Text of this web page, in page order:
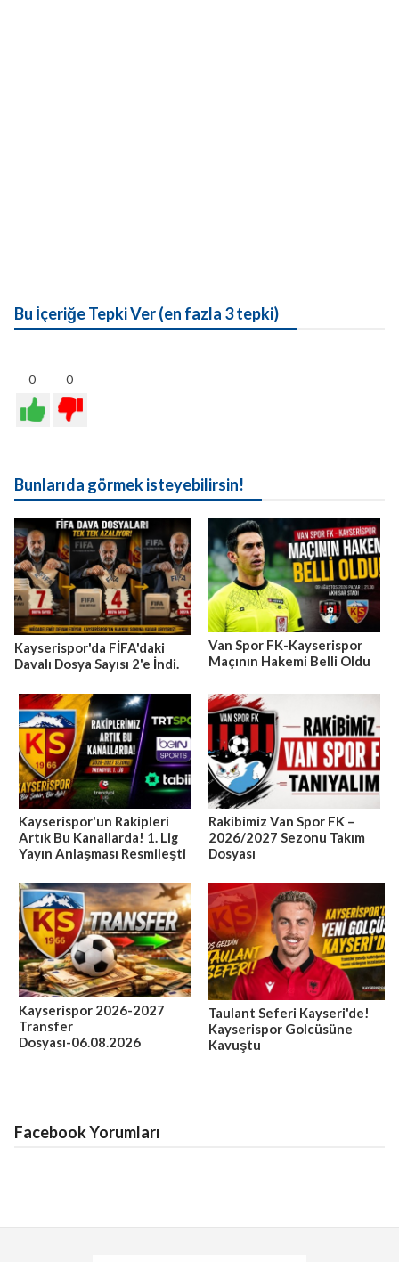
Bu İçeriğe Tepki Ver (en fazla 3 tepki)
0 0
Bunlarıda görmek isteyebilirsin!
Kayserispor'da FİFA'daki
Davalı Dosya Sayısı 2'e İndi.
Van Spor FK-Kayserispor
Maçının Hakemi Belli Oldu
Kayserispor'un Rakipleri
Artık Bu Kanallarda! 1. Lig
Yayın Anlaşması Resmileşti
Rakibimiz Van Spor FK –
2026/2027 Sezonu Takım
Dosyası
Kayserispor 2026-2027
Transfer
Dosyası-06.08.2026
Taulant Seferi Kayseri'de!
Kayserispor Golcüsüne
Kavuştu
Facebook Yorumları